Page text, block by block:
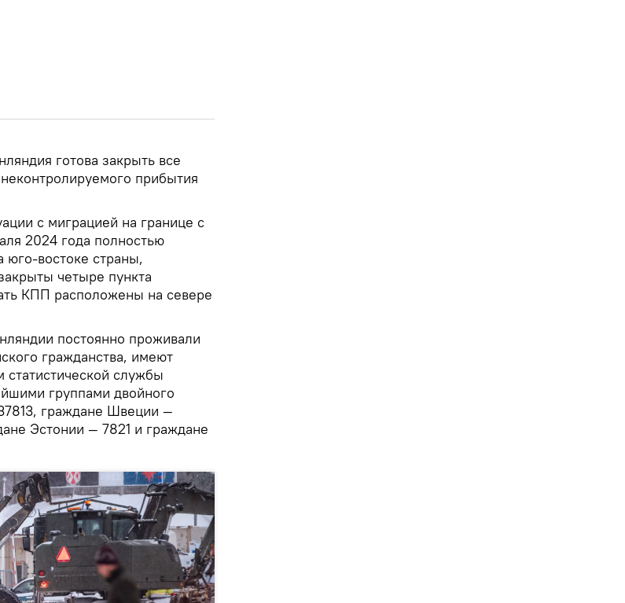
готова закрыть все
прибытия
с миграцией на границе с
2024 года полностью
юго-востоке страны,
четыре пункта
КПП расположены на севере
постоянно проживали
гражданства, имеют
службы
группами двойного
граждане Швеции —
Эстонии — 7821 и граждане